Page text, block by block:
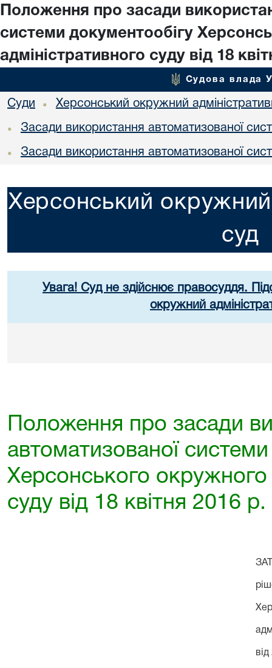
Положення про засади
системи документообігу
адміністративного суду від 18
Судова влада
Суди • Херсонський окружний
• Засади використання автоматизованої
• Засади використання автоматизованої
Херсонський окружний
суд
Увага! Суд не здійснює правосуддя.
окружний
Положення про засади
автоматизованої
Херсонського окружного
суду від 18 квітня 2016 р.